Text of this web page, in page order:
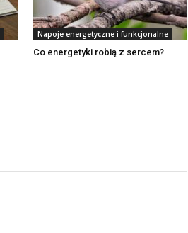
Napoje energetyczne i funkcjonalne
Co energetyki robią z sercem?